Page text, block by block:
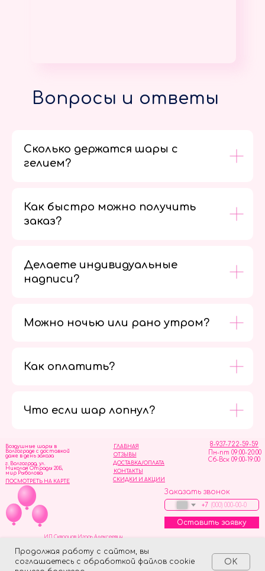
Продолжая работу с сайтом, вы
соглашаетесь с обработкой файлов cookie
OK
Вопросы и ответы
Сколько держатся шары с
гелием?
Как быстро можно получить
заказ?
Делаете индивидуальные
надписи?
Можно ночью или рано утром?
Как оплатить?
Что если шар лопнул?
ОТЗЫВЫ
ГЛАВНАЯ
ДОСТАВКА/ОПЛАТА
СКИДКИ И АКЦИИ
КОНТАКТЫ
8-937-722-59-59
Пн-пт 09:00-20:00
Сб-Вск 09:00-19:00
Воздушные шары в
Волгограде с доставкой
даже в день заказа
Заказать звонок
+7
Оставить заявку
г. Волгоград, ул.
Николая Отрады 20Б,
мир Рыболова
ПОСМОТРЕТЬ НА КАРТЕ
ИП Скворцов Игорь Алексеевич
Made on Tilda